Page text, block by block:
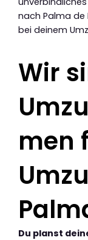
nach Palma de
bei deinem
Wir
men
Du planst